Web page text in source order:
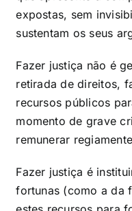
expostas, sem
sustentam os seus
Fazer justiça não é
retirada de direitos,
recursos públicos
momento de grave
remunerar
Fazer justiça é
fortunas (como a da